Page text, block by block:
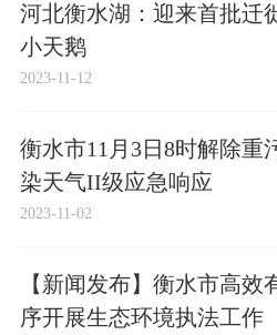
河北衡水湖：迎来首批迁
小天鹅
2023-11-12
衡水市11月3日8时解除重
染天气II级应急响应
2023-11-02
【新闻发布】衡水市高效
序开展生态环境执法工作